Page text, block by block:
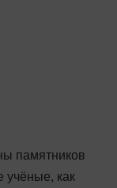
памятников
учёные, как